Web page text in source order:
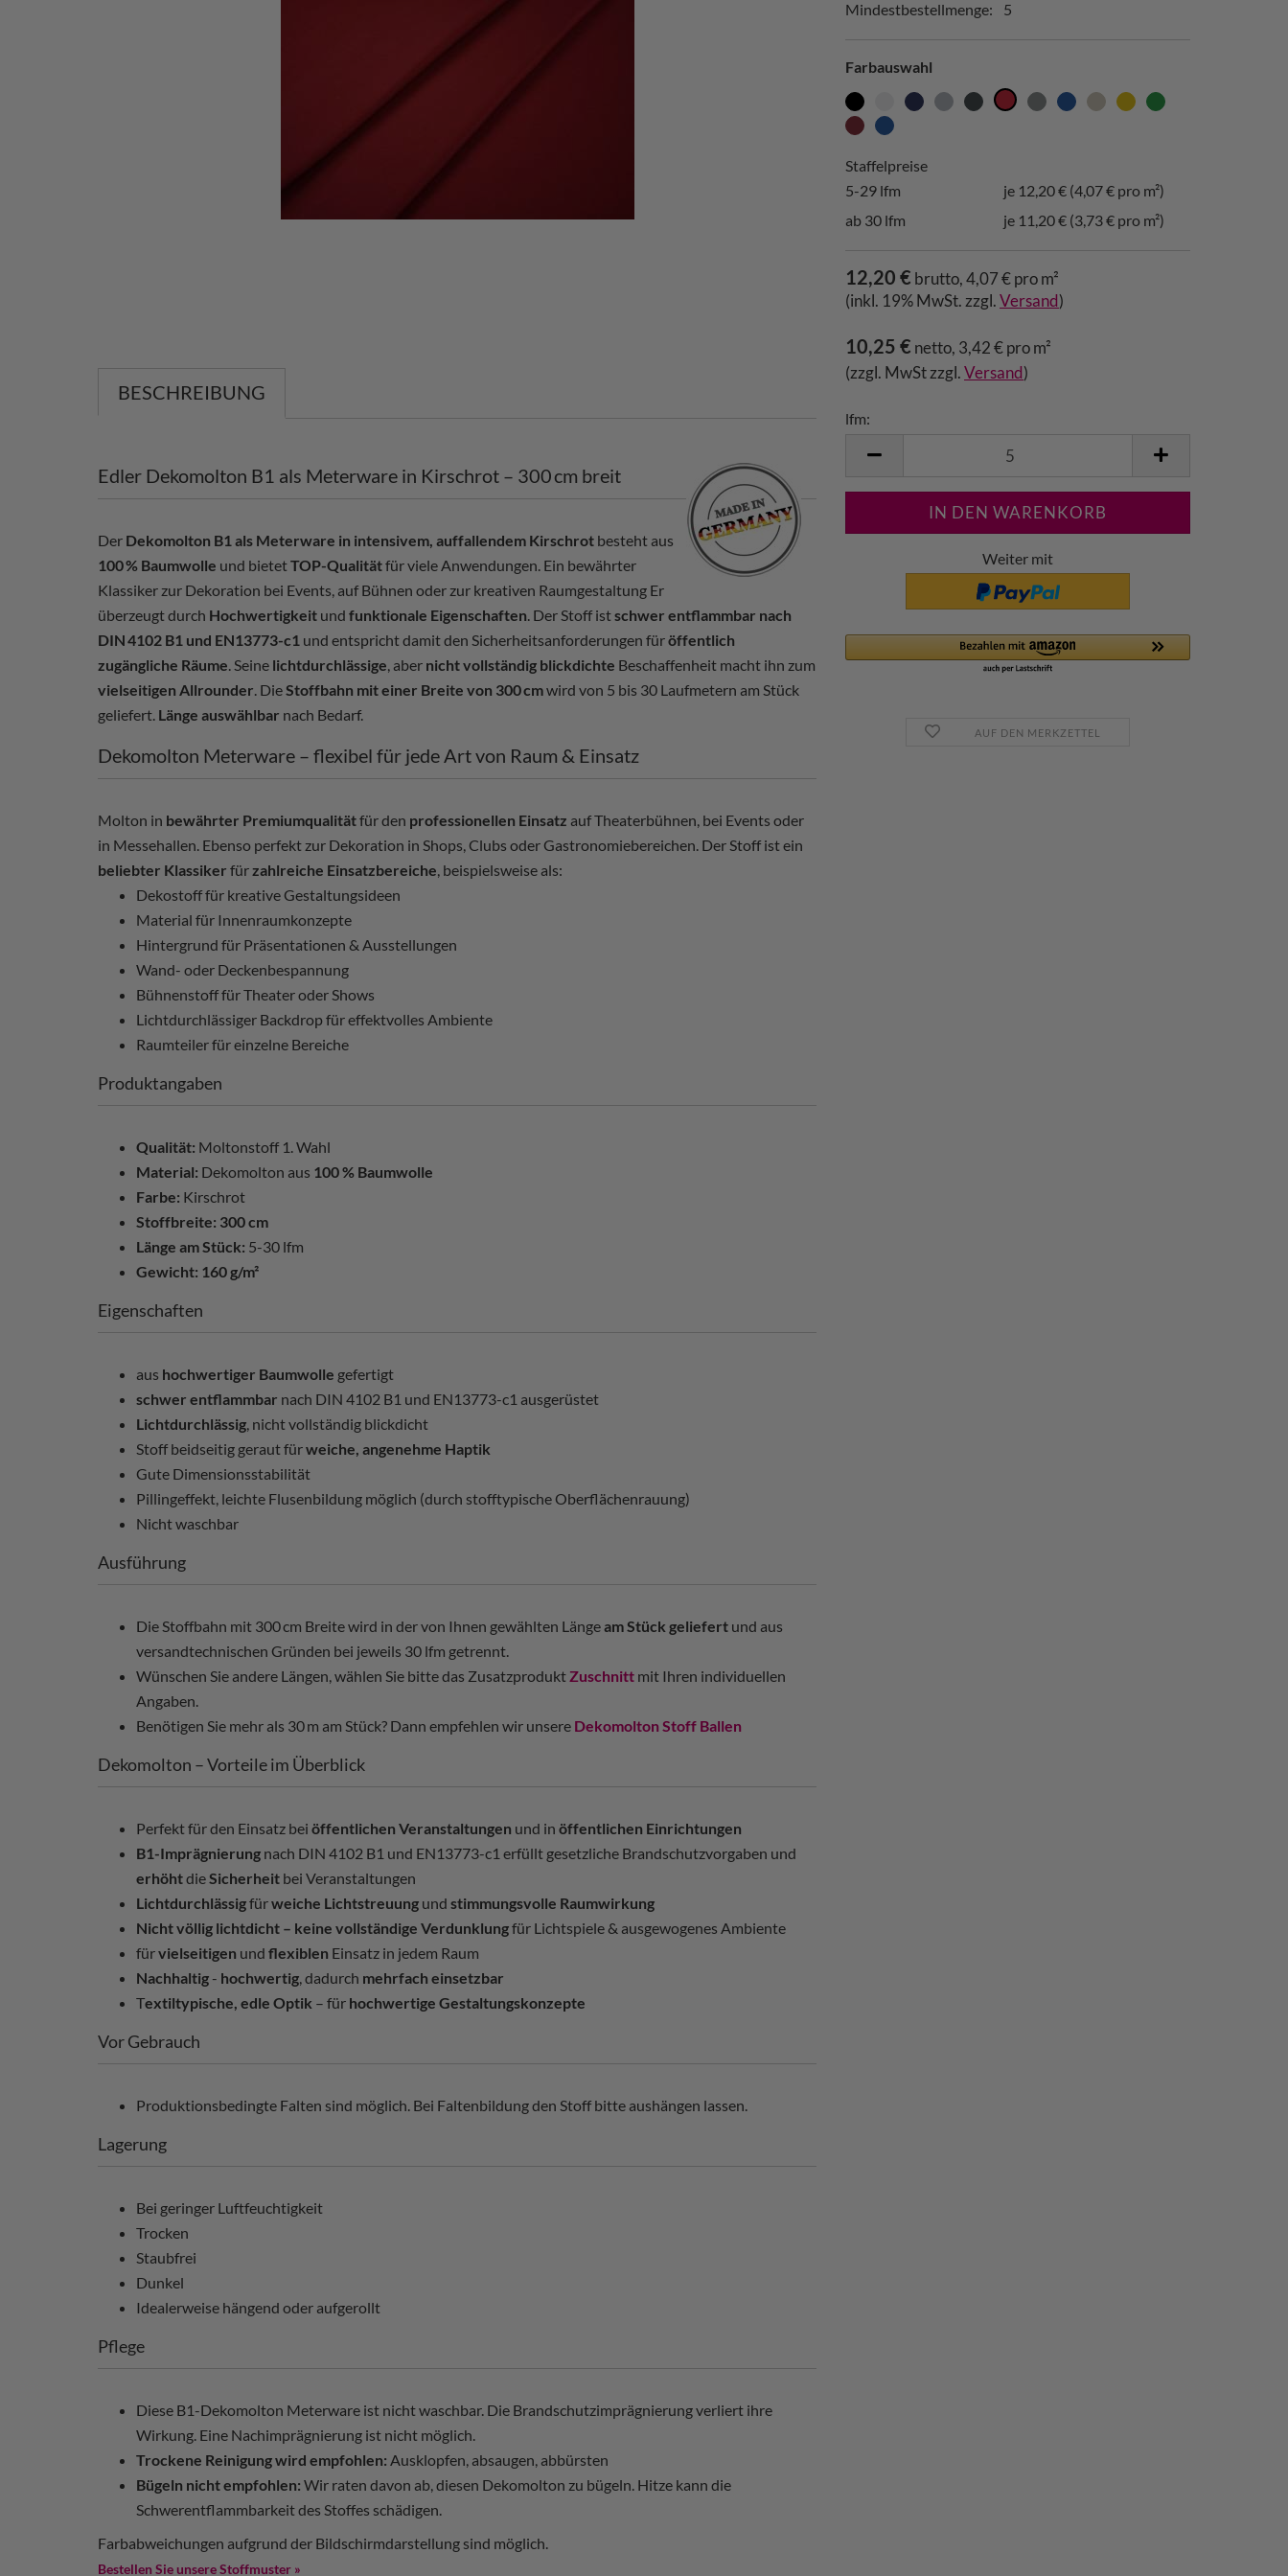
Mindestbestellmenge:
5
Farbauswahl
Staffelpreise
5-29 lfm
je 12,20 € (4,07 € pro m²)
ab 30 lfm
je 11,20 € (3,73 € pro m²)
12,20 € brutto, 4,07 € pro m²
(inkl. 19% MwSt. zzgl. Versand)
10,25 € netto, 3,42 € pro m²
(zzgl. MwSt zzgl. Versand )
lfm:
Weiter mit
AUF DEN MERKZETTEL
BESCHREIBUNG
Edler Dekomolton B1 als Meterware in Kirschrot – 300 cm breit
Der Dekomolton B1 als Meterware in intensivem, auffallendem Kirschrot besteht aus
100 % Baumwolle und bietetTOP-Qualitätfür viele Anwendungen. Ein bewährter
Klassiker zur Dekoration bei Events, auf Bühnen oder zur kreativen Raumgestaltung Er
überzeugt durch Hochwertigkeit und funktionale Eigenschaften. Der Stoff istschwer entflammbar nach
DIN 4102 B1 und EN13773-c1 und entspricht damit den Sicherheitsanforderungen füröffentlich
zugängliche Räume. Seine lichtdurchlässige, aber nicht vollständig blickdichte Beschaffenheit macht ihn zum
vielseitigen Allrounder. DieStoffbahn mit einer Breite von 300 cmwird von 5 bis 30 Laufmetern am Stück
geliefert. Länge auswählbar nach Bedarf.
Dekomolton Meterware – flexibel für jede Art von Raum & Einsatz
Molton in bewährter Premiumqualitätfür den professionellen Einsatz auf Theaterbühnen, bei Events oder
in Messehallen. Ebenso perfekt zur Dekoration in Shops, Clubs oder Gastronomiebereichen. Der Stoff ist ein
beliebter Klassiker für zahlreiche Einsatzbereiche, beispielsweise als:
Dekostoff für kreative Gestaltungsideen
Material für Innenraumkonzepte
Hintergrund für Präsentationen & Ausstellungen
Wand- oder Deckenbespannung
Bühnenstoff für Theater oder Shows
Lichtdurchlässiger Backdrop für effektvolles Ambiente
Raumteiler für einzelne Bereiche
Produktangaben
Qualität: Moltonstoff 1. Wahl
Material: Dekomolton aus 100 % Baumwolle
Farbe: Kirschrot
Stoffbreite: 300 cm
Länge am Stück: 5-30 lfm
Gewicht: 160 g/m²
Eigenschaften
aus hochwertiger Baumwolle gefertigt
schwer entflammbar nach DIN 4102 B1 und EN13773-c1 ausgerüstet
Lichtdurchlässig, nicht vollständig blickdicht
Stoff beidseitig geraut fürweiche, angenehme Haptik
Gute Dimensionsstabilität
Pillingeffekt, leichte Flusenbildung möglich (durch stofftypische Oberflächenrauung)
Nicht waschbar
Ausführung
Die Stoffbahn mit 300 cm Breite wird in der von Ihnen gewählten Längeam Stück geliefert und aus
versandtechnischen Gründen bei jeweils 30 lfm getrennt.
Wünschen Sie andere Längen, wählen Sie bitte das ZusatzproduktZuschnitt mit Ihren individuellen
Angaben.
Benötigen Sie mehr als 30 m am Stück? Dann empfehlen wir unsere Dekomolton Stoff Ballen
Dekomolton – Vorteile im Überblick
Perfekt für den Einsatz bei öffentlichen Veranstaltungen und in öffentlichen Einrichtungen
B1-Imprägnierung nach DIN 4102 B1 und EN13773-c1 erfüllt gesetzliche Brandschutzvorgaben und
erhöhtdieSicherheit bei Veranstaltungen
Lichtdurchlässigfürweiche Lichtstreuung und stimmungsvolle Raumwirkung
Nicht völlig lichtdicht – keine vollständige Verdunklungfür Lichtspiele & ausgewogenes Ambiente
fürvielseitigen und flexiblen Einsatz in jedem Raum
Nachhaltig - hochwertig, dadurch mehrfach einsetzbar
Textiltypische, edle Optik – für hochwertige Gestaltungskonzepte
Vor Gebrauch
Produktionsbedingte Falten sind möglich. Bei Faltenbildung den Stoff bitte aushängen lassen.
Lagerung
Bei geringer Luftfeuchtigkeit
Trocken
Staubfrei
Dunkel
Idealerweise hängend oder aufgerollt
Pflege
Diese B1-Dekomolton Meterware ist nicht waschbar. Die Brandschutzimprägnierung verliert ihre
Wirkung. Eine Nachimprägnierung ist nicht möglich.
Trockene Reinigung wird empfohlen: Ausklopfen, absaugen, abbürsten
Bügeln nicht empfohlen: Wir raten davon ab, diesen Dekomolton zu bügeln. Hitze kann die
Schwerentflammbarkeit des Stoffes schädigen.
Farbabweichungen aufgrund der Bildschirmdarstellung sind möglich.
Bestellen Sie unsere Stoffmuster »